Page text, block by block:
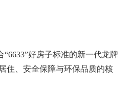
好房子标准的新一代龙牌
住、安全保障与环保品质的核